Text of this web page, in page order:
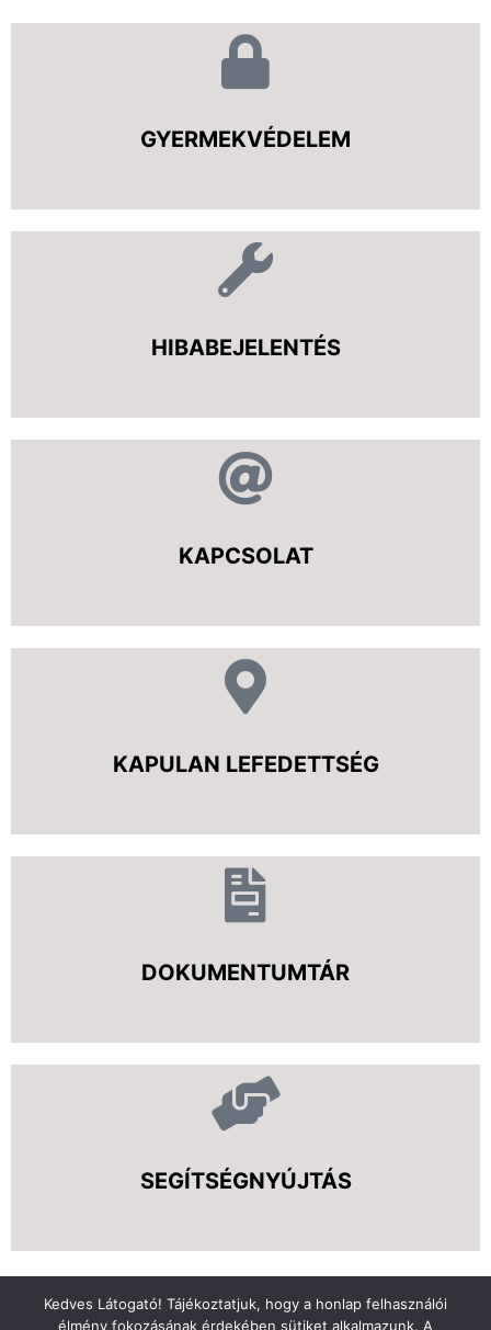
GYERMEKVÉDELEM
HIBABEJELENTÉS
KAPCSOLAT
KAPULAN LEFEDETTSÉG
DOKUMENTUMTÁR
SEGÍTSÉGNYÚJTÁS
Kedves Látogató! Tájékoztatjuk, hogy a honlap felhasználói
élmény fokozásának érdekében sütiket alkalmazunk. A